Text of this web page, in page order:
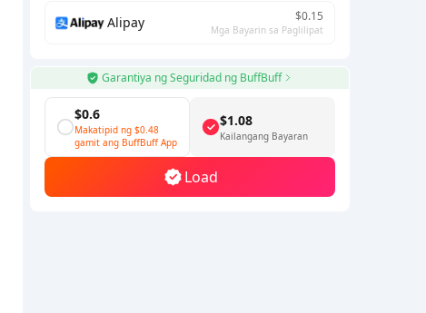
Alipay $0.15
Mga Bayarin sa Paglilipat
Garantiya ng Seguridad ng BuffBuff
$0.6
Makatipid ng $0.48
gamit ang BuffBuff App
$1.08
Kailangang Bayaran
Load